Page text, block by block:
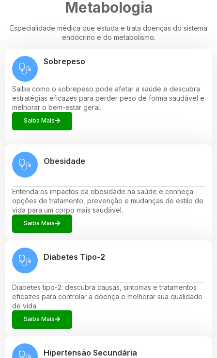
Metabologia
Especialidade médica que estuda e trata doenças do sistema
endócrino e do metabolismo.
Sobrepeso
Saiba como o sobrepeso pode afetar a saúde e descubra
estratégias eficazes para perder peso de forma saudável e
melhorar o bem-estar geral.
Saiba Mais
Obesidade
Entenda os impactos da obesidade na saúde e conheça
opções de tratamento, prevenção e mudanças de estilo de
vida para um corpo mais saudável.
Saiba Mais
Diabetes Tipo-2
Diabetes tipo-2: descubra causas, sintomas e tratamentos
eficazes para controlar a doença e melhorar sua qualidade
de vida.
Saiba Mais
Hipertensão Secundária